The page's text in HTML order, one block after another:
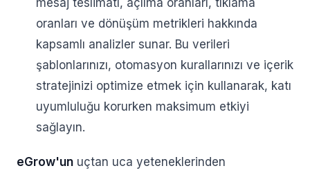
mesaj teslimatı, açılma oranları, tıklama
oranları ve dönüşüm metrikleri hakkında
kapsamlı analizler sunar. Bu verileri
şablonlarınızı, otomasyon kurallarınızı ve içerik
stratejinizi optimize etmek için kullanarak, katı
uyumluluğu korurken maksimum etkiyi
sağlayın.
eGrow'un uçtan uca yeteneklerinden